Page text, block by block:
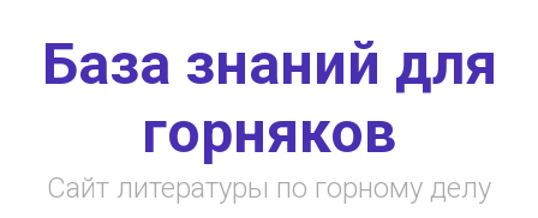
База знаний для
горняков
Сайт литературы по горному делу